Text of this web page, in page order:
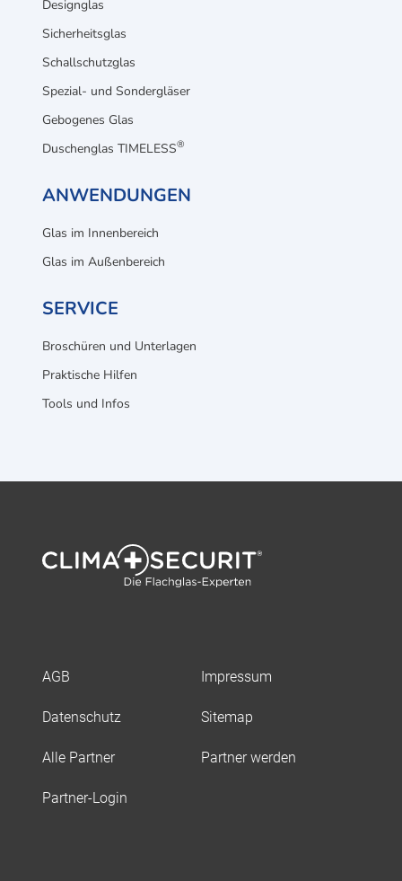
Designglas
Sicherheitsglas
Schallschutzglas
Spezial- und Sondergläser
Gebogenes Glas
Duschenglas TIMELESS®
ANWENDUNGEN
Glas im Innenbereich
Glas im Außenbereich
SERVICE
Broschüren und Unterlagen
Praktische Hilfen
Tools und Infos
AGB Impressum
Datenschutz Sitemap
Alle Partner Partner werden
Partner-Login